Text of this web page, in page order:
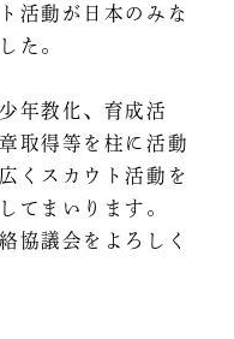
活動が日本のみな
た。
年教化、育成活
取得等を柱に活動
くスカウト活動を
てまいります。
協議会をよろしく